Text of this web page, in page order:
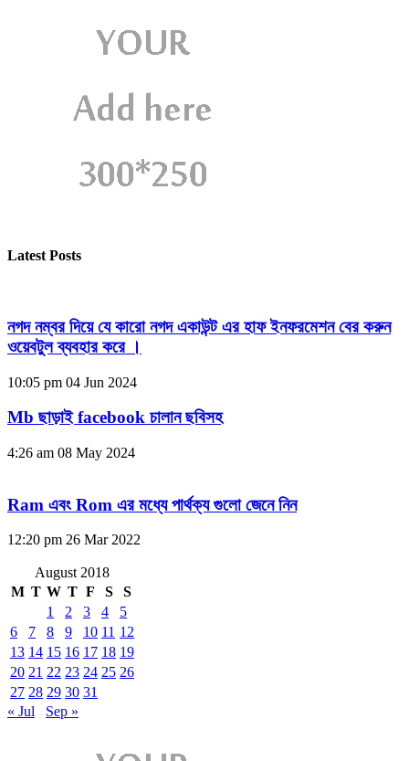
Latest Posts
নগদ নম্বর দিয়ে যে কারো নগদ একাউন্ট এর হাফ ইনফরমেশন বের করুন
ওয়েবটুল ব্যবহার করে ।
10:05 pm 04 Jun 2024
Mb ছাড়াই facebook চালান ছবিসহ
4:26 am 08 May 2024
Ram এবং Rom এর মধ্যে পার্থক্য গুলো জেনে নিন
12:20 pm 26 Mar 2022
August 2018
M T W T F S
S
1
2 3 4
5
6
7 8 9 10 11 12
13 14 15 16 17 18 19
20 21 22 23 24 25 26
27 28 29 30 31
« Jul
Sep »